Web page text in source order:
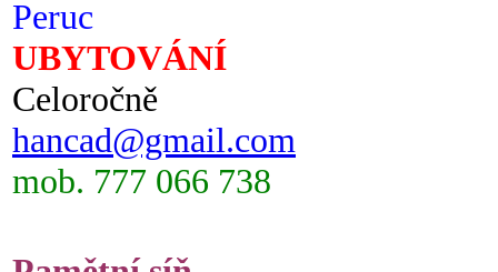
Peruc
UBYTOVÁNÍ
Celoročně
hancad@gmail.com
mob. 777 066 738